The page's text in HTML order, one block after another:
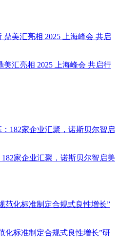
汇亮相 2025 上海峰会 共启行
家企业汇聚，诺斯贝尔智启美
化标准制定合规式良性增长”研